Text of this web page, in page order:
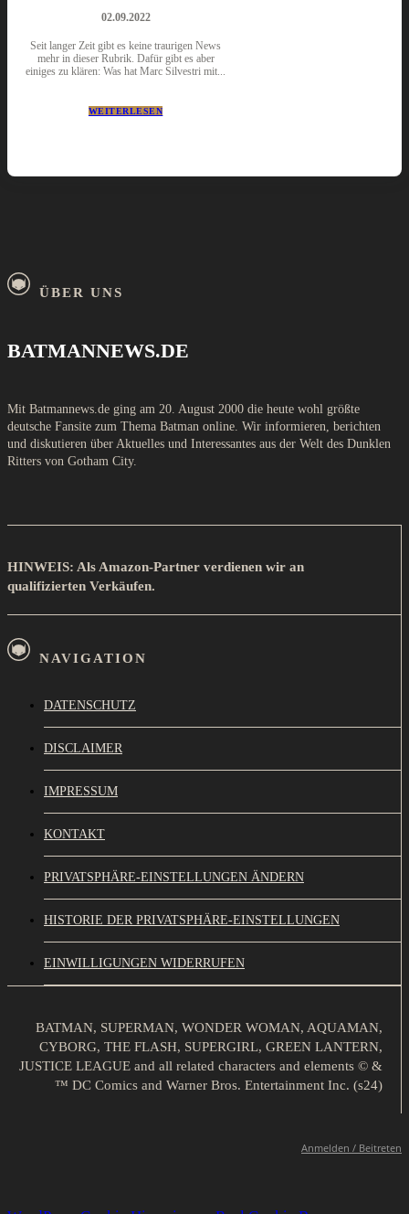
02.09.2022
Seit langer Zeit gibt es keine traurigen News
mehr in dieser Rubrik. Dafür gibt es aber
einiges zu klären: Was hat Marc Silvestri mit...
WEITERLESEN
ÜBER UNS
BATMANNEWS.DE
Mit Batmannews.de ging am 20. August 2000 die heute wohl größte
deutsche Fansite zum Thema Batman online. Wir informieren, berichten
und diskutieren über Aktuelles und Interessantes aus der Welt des Dunklen
Ritters von Gotham City.
HINWEIS: Als Amazon-Partner verdienen wir an
qualifizierten Verkäufen.
NAVIGATION
DATENSCHUTZ
DISCLAIMER
IMPRESSUM
KONTAKT
PRIVATSPHÄRE-EINSTELLUNGEN ÄNDERN
HISTORIE DER PRIVATSPHÄRE-EINSTELLUNGEN
EINWILLIGUNGEN WIDERRUFEN
BATMAN, SUPERMAN, WONDER WOMAN, AQUAMAN,
CYBORG, THE FLASH, SUPERGIRL, GREEN LANTERN,
JUSTICE LEAGUE and all related characters and elements © &
™ DC Comics and Warner Bros. Entertainment Inc. (s24)
Anmelden / Beitreten